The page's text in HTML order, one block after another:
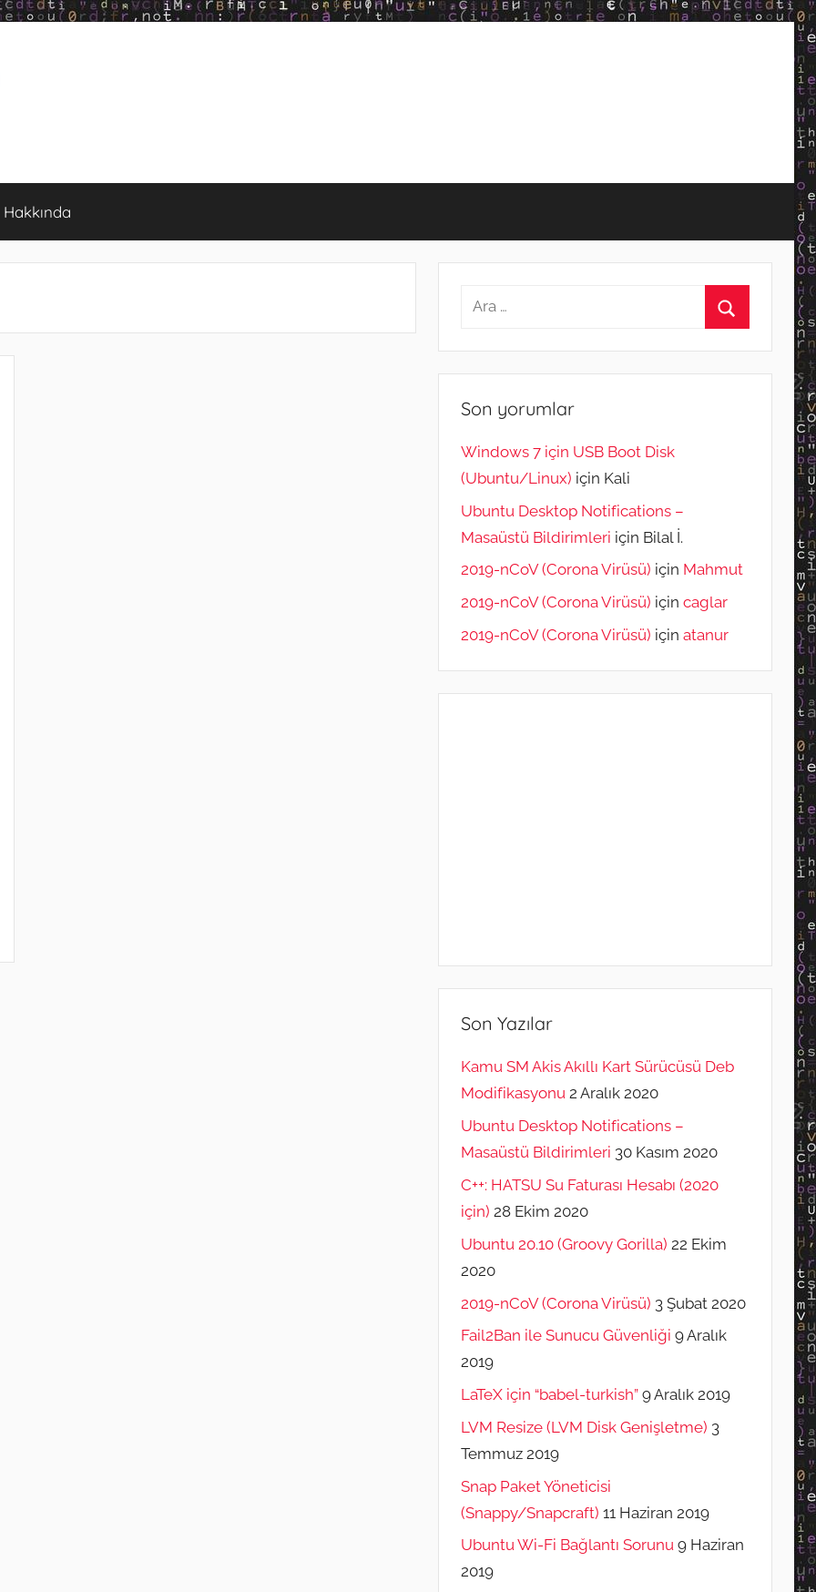
Hakkında
Arama:
Son yorumlar
Windows 7 için USB Boot Disk
(Ubuntu/Linux) için Kali
Ubuntu Desktop Notifications –
Masaüstü Bildirimleri için Bilal İ.
2019-nCoV (Corona Virüsü) için Mahmut
2019-nCoV (Corona Virüsü) için caglar
2019-nCoV (Corona Virüsü) için atanur
Son Yazılar
Kamu SM Akis Akıllı Kart Sürücüsü Deb
Modifikasyonu 2 Aralık 2020
Ubuntu Desktop Notifications –
Masaüstü Bildirimleri 30 Kasım 2020
C++: HATSU Su Faturası Hesabı (2020
için) 28 Ekim 2020
Ubuntu 20.10 (Groovy Gorilla) 22 Ekim
2020
2019-nCoV (Corona Virüsü) 3 Şubat 2020
Fail2Ban ile Sunucu Güvenliği 9 Aralık
2019
LaTeX için “babel-turkish” 9 Aralık 2019
LVM Resize (LVM Disk Genişletme) 3
Temmuz 2019
Snap Paket Yöneticisi
(Snappy/Snapcraft) 11 Haziran 2019
Ubuntu Wi-Fi Bağlantı Sorunu 9 Haziran
2019